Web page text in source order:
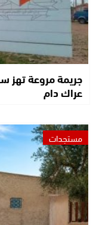
جريمة مروعة تهز
عراك دام
مستجدات